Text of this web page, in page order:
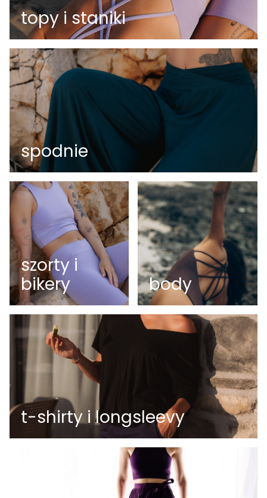
topy i staniki
spodnie
szorty i
bikery
body
t-shirty i longsleevy